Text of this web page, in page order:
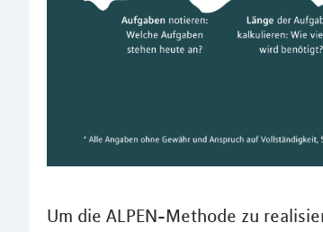
Um die ALPEN-Methode zu